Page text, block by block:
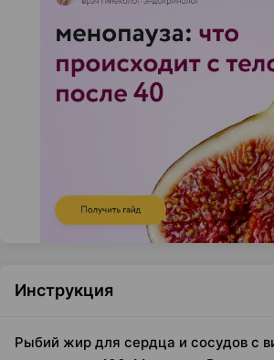
Инструкция
Рыбий жир для сердца и сосудов с